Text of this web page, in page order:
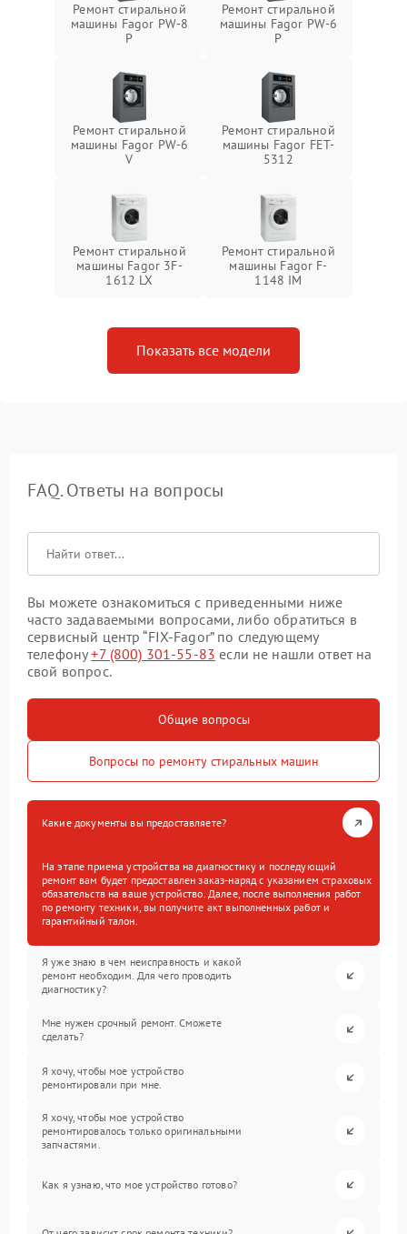
Ремонт стиральной
машины Fagor PW-8
P
Ремонт стиральной
машины Fagor PW-6
P
Ремонт стиральной
машины Fagor PW-6
V
Ремонт стиральной
машины Fagor FET-
5312
Ремонт стиральной
машины Fagor 3F-
1612 LX
Ремонт стиральной
машины Fagor F-
1148 IM
Показать все модели
FAQ. Ответы на вопросы
Вы можете ознакомиться с приведенными ниже
часто задаваемыми вопросами, либо обратиться в
сервисный центр “FIX-Fagor” по следующему
телефону+7 (800) 301-55-83 если не нашли ответ на
свой вопрос.
Общие вопросы
Вопросы по ремонту стиральных машин
Какие документы вы предоставляете?
На этапе приема устройства на диагностику и последующий
ремонт вам будет предоставлен заказ-наряд с указанием страховых
обязательств на ваше устройство. Далее, после выполнения работ
по ремонту техники, вы получите акт выполненных работ и
гарантийный талон.
Я уже знаю в чем неисправность и какой
ремонт необходим. Для чего проводить
диагностику?
Мне нужен срочный ремонт. Сможете
сделать?
Я хочу, чтобы мое устройство
ремонтировали при мне.
Я хочу, чтобы мое устройство
ремонтировалось только оригинальными
запчастями.
Как я узнаю, что мое устройство готово?